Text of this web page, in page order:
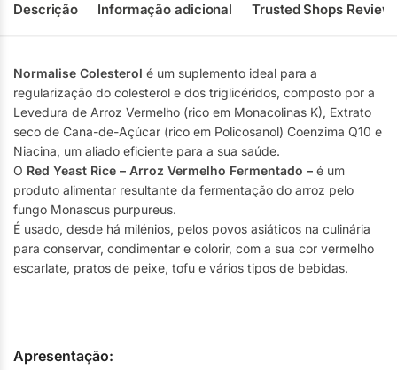
Descrição Informação adicional Trusted Shops
Normalise Colesterol é um suplemento ideal para a
regularização do colesterol e dos triglicéridos, composto por a
Levedura de Arroz Vermelho (rico em Monacolinas K), Extrato
seco de Cana-de-Açúcar (rico em Policosanol) Coenzima Q10 e
Niacina, um aliado eficiente para a sua saúde.
O Red Yeast Rice – Arroz Vermelho Fermentado – é um
produto alimentar resultante da fermentação do arroz pelo
fungo Monascus purpureus.
É usado, desde há milénios, pelos povos asiáticos na culinária
para conservar, condimentar e colorir, com a sua cor vermelho
escarlate, pratos de peixe, tofu e vários tipos de bebidas.
Apresentação: